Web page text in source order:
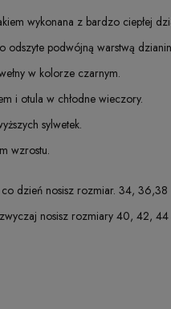
wykonana z bardzo ciepłej
odszyte podwójną warstwą
w kolorze czarnym.
i otula w chłodne wieczory.
sylwetek.
wzrostu.
dzień nosisz rozmiar. 34, 36,38
nosisz rozmiary 40, 42, 44